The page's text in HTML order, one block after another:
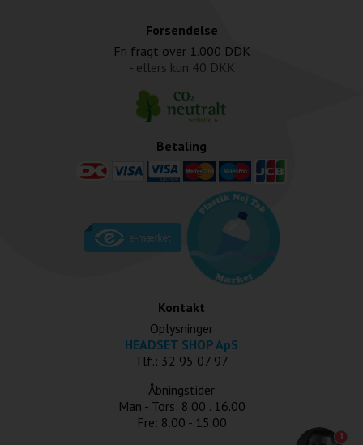
Forsendelse
Fri fragt over 1.000 DDK
- ellers kun 40 DKK
Betaling
Kontakt
Oplysninger
HEADSET SHOP ApS
Tlf.: 32 95 07 97
Åbningstider
Man - Tors: 8.00 . 16.00
Fre: 8.00 - 15.00
1